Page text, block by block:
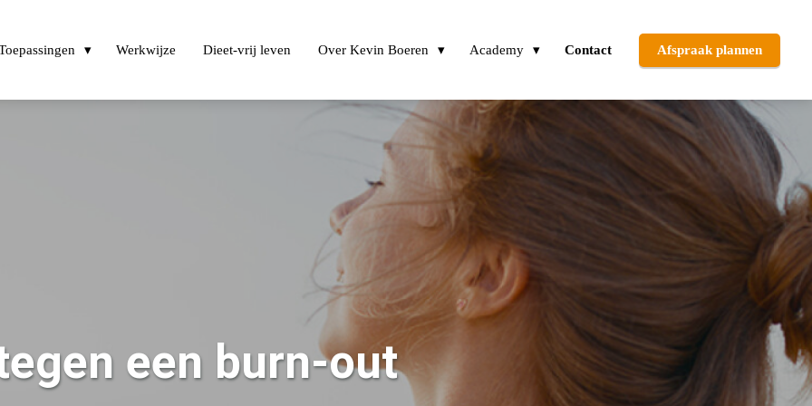
Werkwijze Dieet-vrij leven Over Kevin Boeren Academy Contact Afspraak plannen
een burn-out